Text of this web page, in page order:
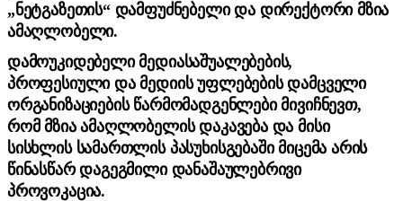
„ნეტგაზეთის“ დამფუძნებელი და დირექტორი მზია
ამაღლობელი.
დამოუკიდებელი მედიასაშუალებების,
პროფესიული და მედიის უფლებების დამცველი
ორგანიზაციების წარმომადგენლები მივიჩნევთ,
რომ მზია ამაღლობელის დაკავება და მისი
სისხლის სამართლის პასუხისგებაში მიცემა არის
წინასწარ დაგეგმილი დანაშაულებრივი
პროვოკაცია.